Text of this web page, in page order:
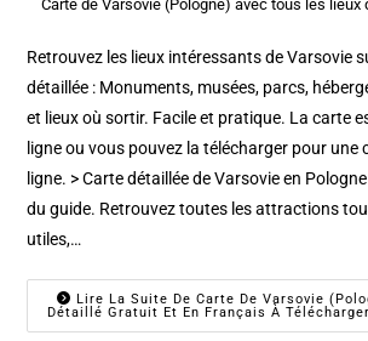
Carte de Varsovie (Pologne) avec tous les lieux
Retrouvez les lieux intéressants de Varsovie
détaillée : Monuments, musées, parcs,
et lieux où sortir. Facile et pratique. La carte
ligne ou vous pouvez la télécharger pour
ligne. > Carte détaillée de Varsovie en
du guide. Retrouvez toutes les attractions
utiles,…
Lire La Suite De Carte De Varsovie
Détaillé Gratuit Et En Français À Télécharger